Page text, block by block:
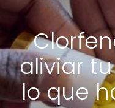
aliviar
lo que